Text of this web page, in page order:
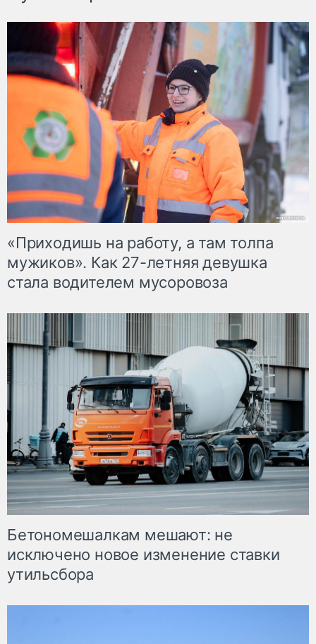
«Приходишь на работу, а там толпа
мужиков». Как 27-летняя девушка
стала водителем мусоровоза
Бетономешалкам мешают: не
исключено новое изменение ставки
утильсбора